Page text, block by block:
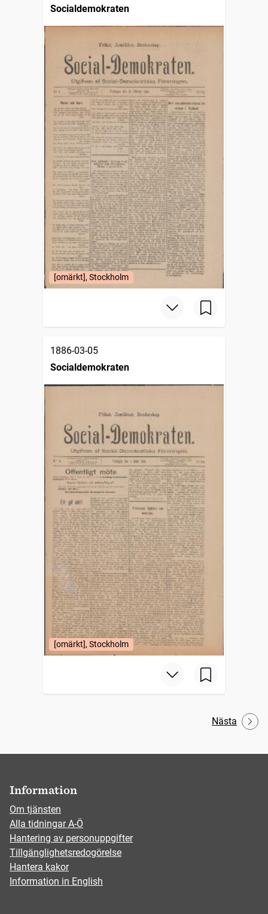
Socialdemokraten
[omärkt], Stockholm
1886-03-05
Socialdemokraten
[omärkt], Stockholm
Nästa
Information
Om tjänsten
Alla tidningar A-Ö
Hantering av personuppgifter
Tillgänglighetsredogörelse
Hantera kakor
Information in English